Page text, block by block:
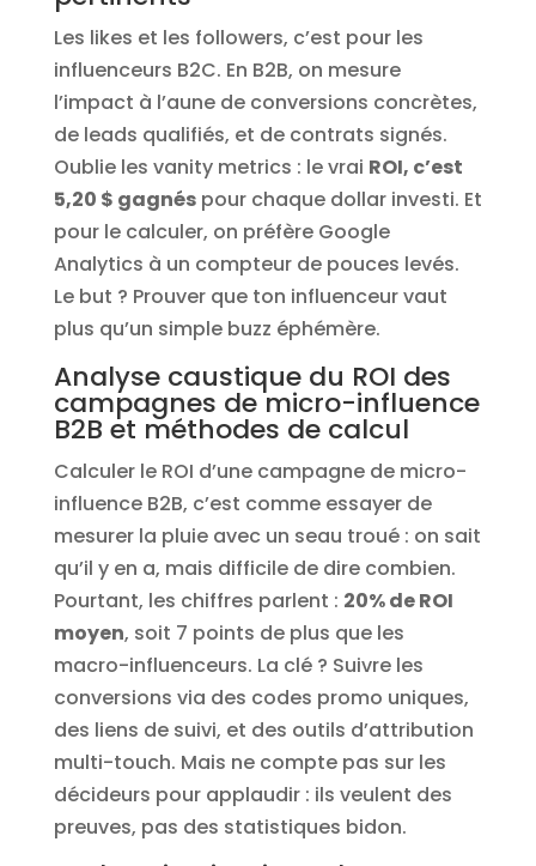
Les likes et les followers, c’est pour les
influenceurs B2C. En B2B, on mesure
l’impact à l’aune de conversions concrètes,
de leads qualifiés, et de contrats signés.
Oublie les vanity metrics : le vrai ROI, c’est
5,20 $ gagnéspour chaque dollar investi. Et
pour le calculer, on préfère Google
Analytics à un compteur de pouces levés.
Le but ? Prouver que ton influenceur vaut
plus qu’un simple buzz éphémère.
Analyse caustique du ROI des
campagnes de micro-influence
B2B et méthodes de calcul
Calculer le ROI d’une campagne de micro-
influence B2B, c’est comme essayer de
mesurer la pluie avec un seau troué : on sait
qu’il y en a, mais difficile de dire combien.
Pourtant, les chiffres parlent : 20% de ROI
moyen, soit 7 points de plus que les
macro-influenceurs. La clé ? Suivre les
conversions via des codes promo uniques,
des liens de suivi, et des outils d’attribution
multi-touch. Mais ne compte pas sur les
décideurs pour applaudir : ils veulent des
preuves, pas des statistiques bidon.